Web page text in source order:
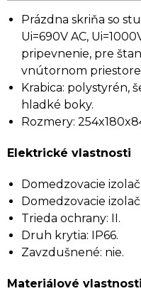
Prázdna skriňa so
Ui=690V AC,
pripevnenie, pre
vnútornom
Krabica: polystyrén,
hladké boky.
Rozmery:
Elektrické vlastnosti
Domedzovacie
Domedzovacie
Trieda ochrany: II.
Druh krytia: IP66.
Zavzdušnené: nie.
Materiálové vlastnosti